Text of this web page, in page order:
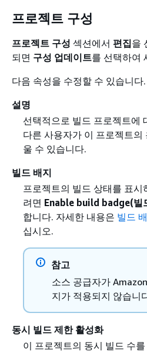
프로젝트 구성
프로젝트 구성 섹션에서 편집을
되면 구성 업데이트를 선택하여
다음 속성을 수정할 수 있습니다.
설명
선택적으로 빌드 프로젝트에
다른 사용자가 이 프로젝트의
울 수 있습니다.
빌드 배지
프로젝트의 빌드 상태를 표
려면 Enable build badge(빌
합니다. 자세한 내용은 빌드
십시오.
참고
소스 공급자가
지가 적용되지 않습니
동시 빌드 제한 활성화
이 프로젝트의 동시 빌드 수